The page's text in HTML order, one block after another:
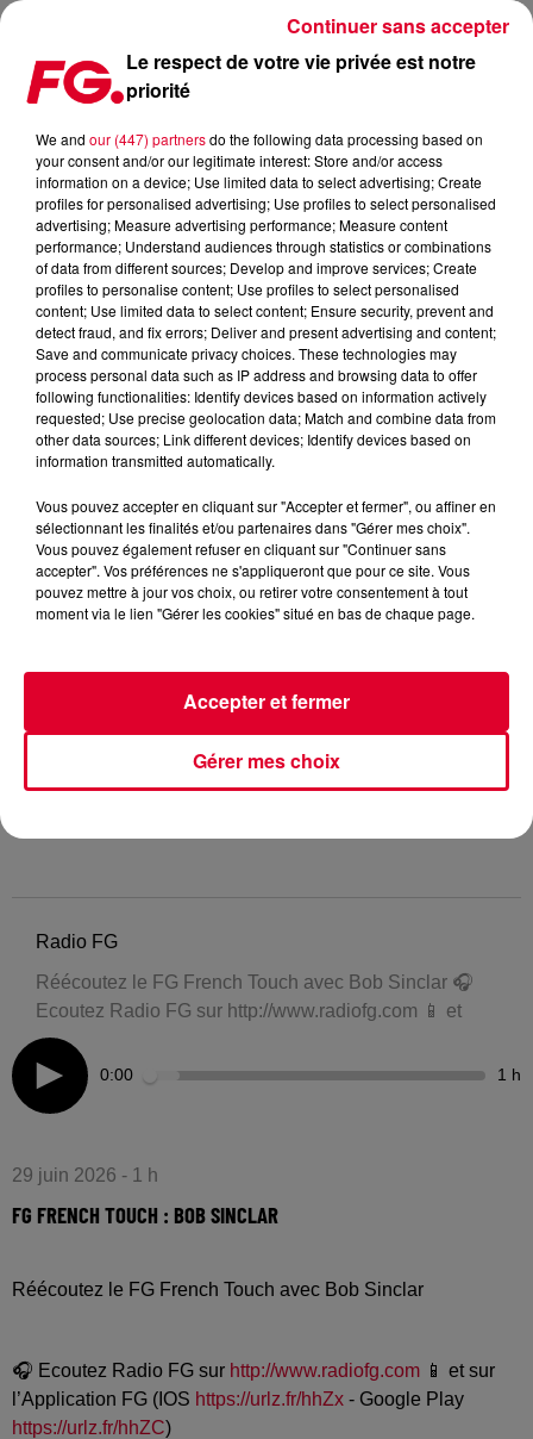
FG FRENCH TOUCH : BOB SINCLAR
Radio FG
Réécoutez le FG French Touch avec Bob Sinclar 🎧
Ecoutez Radio FG sur http://www.radiofg.com 📱 et
0:00 1 h
29 juin 2026 - 1 h
FG FRENCH TOUCH : BOB SINCLAR
Réécoutez le FG French Touch avec Bob Sinclar
🎧 Ecoutez Radio FG sur http://www.radiofg.com 📱 et sur
l’Application FG (IOS https://urlz.fr/hhZx - Google Play
https://urlz.fr/hhZC)
Le respect de votre vie privée est notre
priorité
We and our (447) partnersdo the following data processing based on
your consent and/or our legitimate interest: Store and/or access
information on a device; Use limited data to select advertising; Create
profiles for personalised advertising; Use profiles to select personalised
advertising; Measure advertising performance; Measure content
performance; Understand audiences through statistics or combinations
of data from different sources; Develop and improve services; Create
profiles to personalise content; Use profiles to select personalised
content; Use limited data to select content; Ensure security, prevent and
detect fraud, and fix errors; Deliver and present advertising and content;
Save and communicate privacy choices. These technologies may
process personal data such as IP address and browsing data to offer
following functionalities: Identify devices based on information actively
requested; Use precise geolocation data; Match and combine data from
other data sources; Link different devices; Identify devices based on
information transmitted automatically.
Vous pouvez accepter en cliquant sur "Accepter et fermer", ou affiner en
sélectionnant les finalités et/ou partenaires dans "Gérer mes choix".
Vous pouvez également refuser en cliquant sur "Continuer sans
accepter". Vos préférences ne s'appliqueront que pour ce site. Vous
pouvez mettre à jour vos choix, ou retirer votre consentement à tout
moment via le lien "Gérer les cookies" situé en bas de chaque page.
Gérer mes choix
Accepter et fermer
Continuer sans accepter